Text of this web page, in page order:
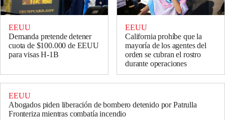
EEUU
Demanda pretende detener
cuota de $100.000 de EEUU
para visas H-1B
EEUU
California prohíbe que la
mayoría de los agentes del
orden se cubran el rostro
durante operaciones
EEUU
Abogados piden liberación de bombero detenido por Patrulla
Fronteriza mientras combatía incendio